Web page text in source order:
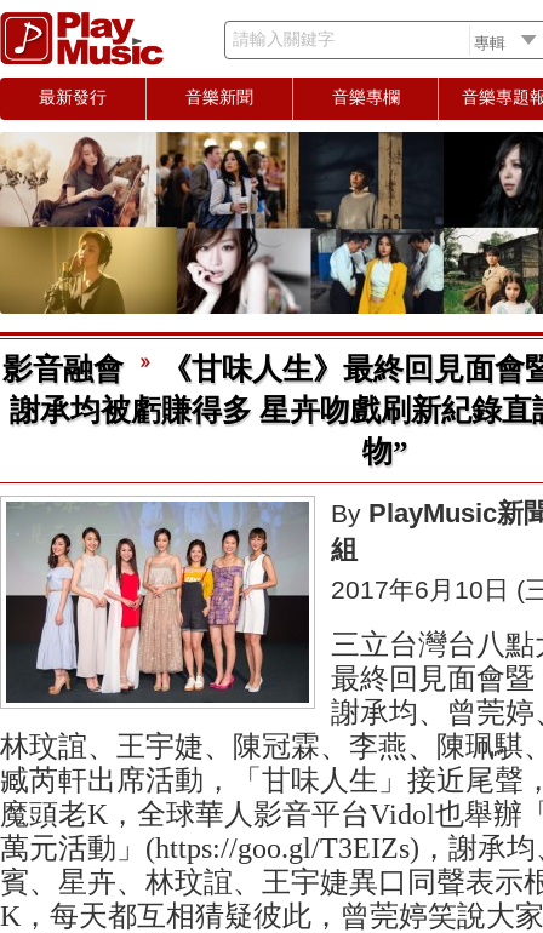
請輸入關鍵字
最新發行 音樂新聞 音樂專欄 音樂專題
影音融會
《甘味人生》最終回見面會
謝承均被虧賺得多 星卉吻戲刷新紀錄
物”
By PlayMusic新
組
2017年6月10日 (
三立台灣台八
最終回見面會
謝承均、曾莞
林玟誼、王宇婕、陳冠霖、李燕、陳珮騏
臧芮軒出席活動，「甘味人生」接近尾聲
魔頭老K，全球華人影音平台Vidol也舉辦
萬元活動」(https://goo.gl/T3EIZs)，謝承
賓、星卉、林玟誼、王宇婕異口同聲表示
K，每天都互相猜疑彼此，曾莞婷笑說大